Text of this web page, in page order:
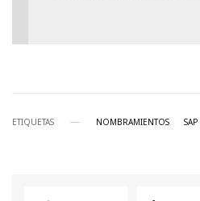
ETIQUETAS NOMBRAMIENTOS SAP